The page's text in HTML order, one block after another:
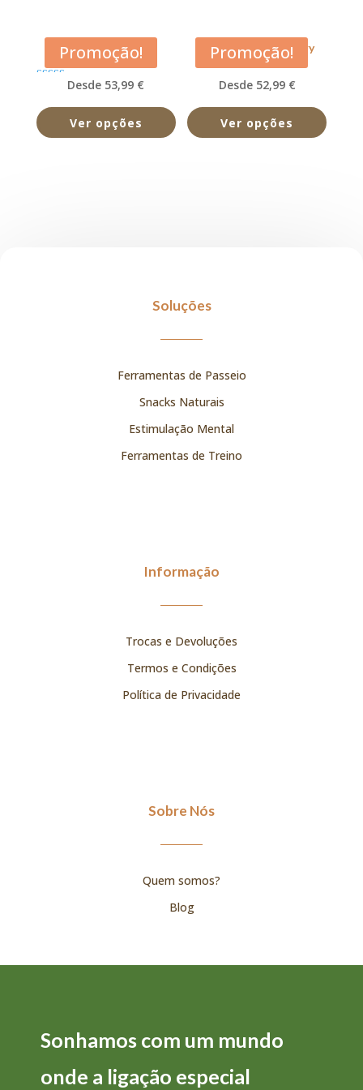
Promoção!
Acana Pacifica
Avaliação
de 5
Desde 53,99 €
Ver opções
Promoção!
Acana Prairie Poultry
Desde 52,99 €
Ver opções
Soluções
Ferramentas de Passeio
Snacks Naturais
Estimulação Mental
Ferramentas de Treino
Informação
Trocas e Devoluções
Termos e Condições
Política de Privacidade
Sobre Nós
Quem somos?
Blog
Sonhamos com um mundo
onde a ligação especial